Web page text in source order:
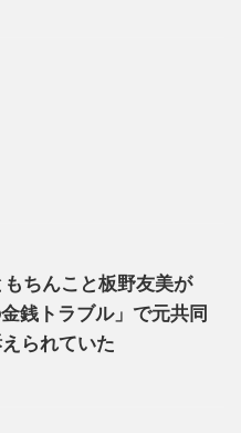
もちんこと板野友美が
銭トラブル」で元共同
られていた